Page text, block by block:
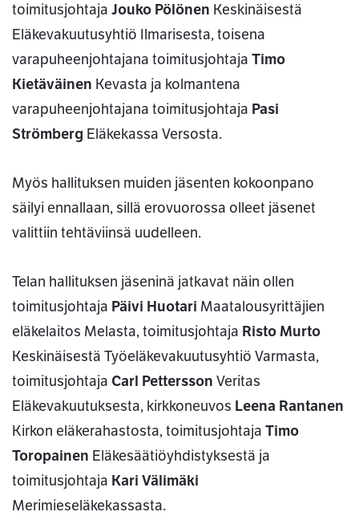
toimitusjohtaja Jouko Pölönen Keskinäisestä
Eläkevakuutusyhtiö Ilmarisesta, toisena
varapuheenjohtajana toimitusjohtaja Timo
Kietäväinen Kevasta ja kolmantena
varapuheenjohtajana toimitusjohtaja Pasi
Strömberg Eläkekassa Versosta.
Myös hallituksen muiden jäsenten kokoonpano
säilyi ennallaan, sillä erovuorossa olleet jäsenet
valittiin tehtäviinsä uudelleen.
Telan hallituksen jäseninä jatkavat näin ollen
toimitusjohtaja Päivi Huotari Maatalousyrittäjien
eläkelaitos Melasta, toimitusjohtaja Risto Murto
Keskinäisestä Työeläkevakuutusyhtiö Varmasta,
toimitusjohtaja Carl Pettersson Veritas
Eläkevakuutuksesta, kirkkoneuvos Leena Rantanen
Kirkon eläkerahastosta, toimitusjohtaja Timo
Toropainen Eläkesäätiöyhdistyksestä ja
toimitusjohtaja Kari Välimäki
Merimieseläkekassasta.